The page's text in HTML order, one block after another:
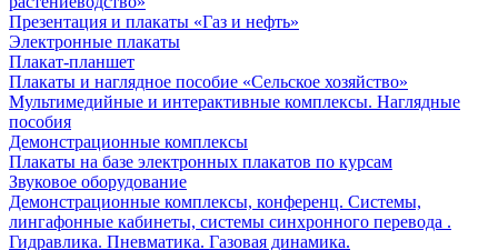
Презентация и плакаты «Газ и нефть»
Электронные плакаты
Плакат-планшет
Плакаты и наглядное пособие «Сельское хозяйство»
Мультимедийные и интерактивные комплексы. Наглядные
пособия
Демонстрационные комплексы
Плакаты на базе электронных плакатов по курсам
Звуковое оборудование
Демонстрационные комплексы, конференц. Системы,
лингафонные кабинеты, системы синхронного перевода .
Гидравлика. Пневматика. Газовая динамика.